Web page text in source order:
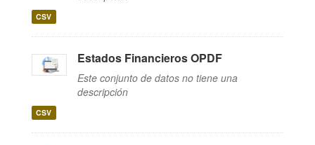
CSV
Estados Financieros OPDF
Este conjunto de datos no tiene una
descripción
CSV